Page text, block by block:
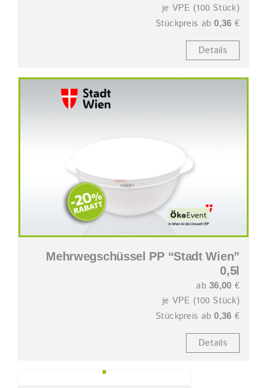
je VPE (100 Stück)
Stückpreis ab0,36 €
Details
Mehrwegschüssel PP “Stadt Wien”
0,5l
ab36,00 €
je VPE (100 Stück)
Stückpreis ab0,36 €
Details